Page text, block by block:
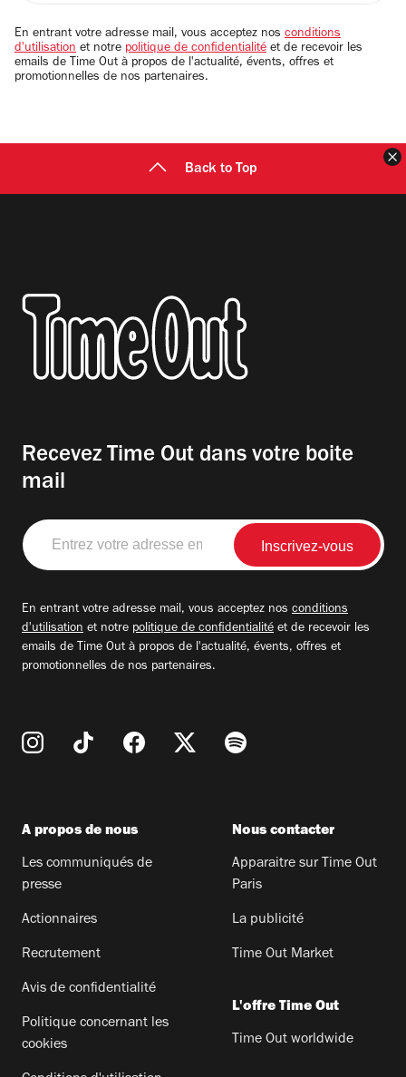
email
En entrant votre adresse mail, vous acceptez nos conditions
d'utilisation et notre politique de confidentialité et de recevoir les
emails de Time Out à propos de l'actualité, évents, offres et
promotionnelles de nos partenaires.
Back to Top
Recevez Time Out dans votre boite
mail
Entrez
votre
adresse
En entrant votre adresse mail, vous acceptez nos conditions
d'utilisation et notre politique de confidentialité et de recevoir les
emails de Time Out à propos de l'actualité, évents, offres et
promotionnelles de nos partenaires.
A propos de nous
Les communiqués de
presse
Actionnaires
Recrutement
Avis de confidentialité
Politique concernant les
cookies
Nous contacter
Apparaitre sur Time Out
Paris
La publicité
Time Out Market
L'offre Time Out
Time Out worldwide